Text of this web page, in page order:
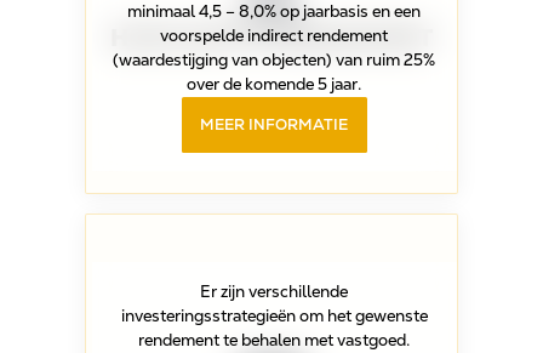
HOOG NETTO RENDEMENT
minimaal 4,5 – 8,0% op jaarbasis en een
voorspelde indirect rendement
(waardestijging van objecten) van ruim 25%
over de komende 5 jaar.
MEER INFORMATIE
Er zijn verschillende
investeringsstrategieën om het gewenste
rendement te behalen met vastgoed.